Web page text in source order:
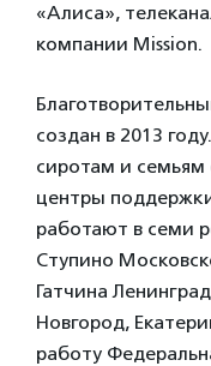
«Алиса»,
компании Mission.
создан в 2013
сиротам и
центры
работают в семи
Ступино
Гатчина
Новгород,
работу